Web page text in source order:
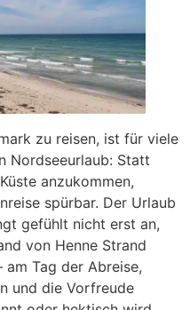
zu reisen, ist für viele
Nordseeurlaub: Statt
anzukommen,
spürbar. Der Urlaub
gefühlt nicht erst an,
von Henne Strand
Tag der Abreise,
und die Vorfreude